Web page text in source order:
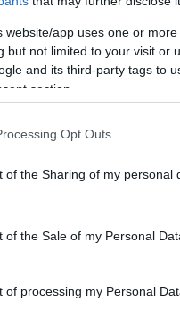
website/app uses one or
but not limited to your visit or
and its third-party tags to
section.
Opt Outs
of the Sharing of my personal
of the Sale of my Personal
of processing my Personal